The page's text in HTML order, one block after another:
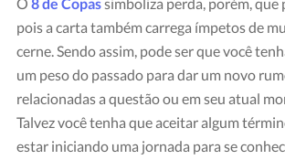
pois a carta também carrega ímpetos de
cerne. Sendo assim, pode ser que você
um peso do passado para dar um novo
relacionadas a questão ou em seu atual
Talvez você tenha que aceitar algum
estar iniciando uma jornada para se